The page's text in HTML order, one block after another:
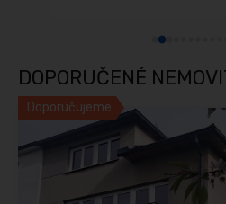
DOPORUČENÉ
Doporučujeme